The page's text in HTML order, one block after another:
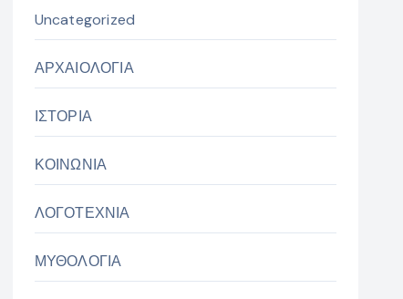
Uncategorized
ΑΡΧΑΙΟΛΟΓΙΑ
ΙΣΤΟΡΙΑ
ΚΟΙΝΩΝΙΑ
ΛΟΓΟΤΕΧΝΙΑ
ΜΥΘΟΛΟΓΙΑ